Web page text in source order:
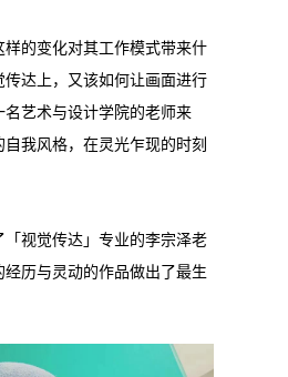
样的变化对其工作模式带来什
传达上，又该如何让画面进行
艺术与设计学院的老师来
我风格，在灵光乍现的时刻
视觉传达」专业的李宗泽老
历与灵动的作品做出了最生